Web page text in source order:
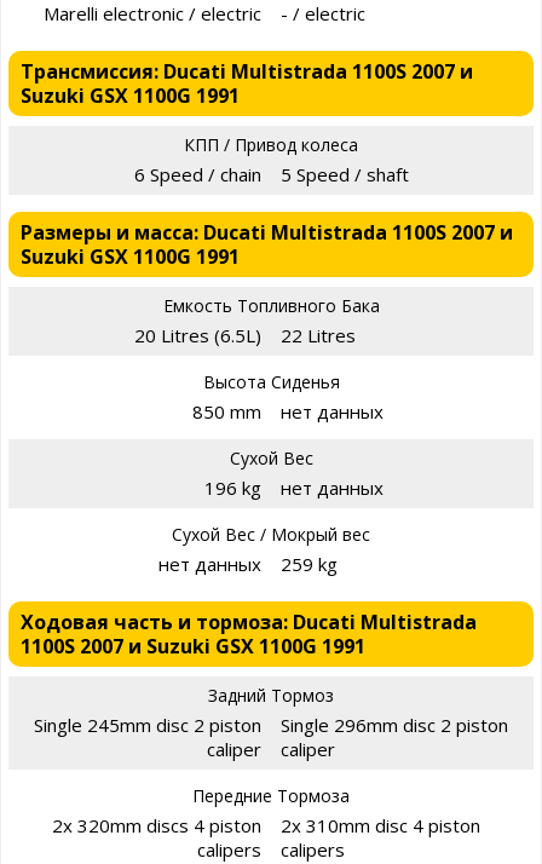
Marelli electronic / electric - / electric
Трансмиссия: Ducati Multistrada 1100S 2007 и
Suzuki GSX 1100G 1991
КПП / Привод колеса
6 Speed / chain 5 Speed / shaft
Размеры и масса: Ducati Multistrada 1100S 2007 и
Suzuki GSX 1100G 1991
Емкость Топливного Бака
20 Litres (6.5L) 22 Litres
Высота Сиденья
850 mm нет данных
Сухой Вес
196 kg нет данных
Сухой Вес / Мокрый вес
нет данных 259 kg
Ходовая часть и тормоза: Ducati Multistrada
1100S 2007 и Suzuki GSX 1100G 1991
Задний Тормоз
Single 245mm disc 2 piston
caliper
Single 296mm disc 2 piston
caliper
Передние Тормоза
2x 320mm discs 4 piston
calipers
2x 310mm disc 4 piston
calipers